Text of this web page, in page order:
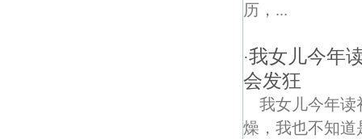
历，...
·我女儿今年
会发狂
我女儿今年读
燥，我也不知